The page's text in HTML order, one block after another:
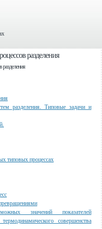
разделения
разделения
разделения. Типовые задачи и
типовых процессах
значений показателей
совершенства